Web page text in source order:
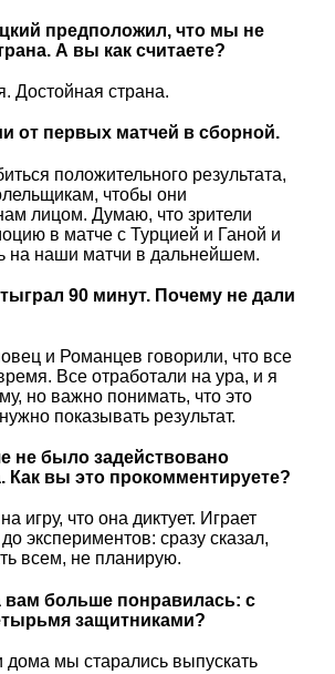
предположил, что мы не
А вы как считаете?
страна.
от первых матчей в сборной.
положительного результата,
чтобы они
лицом. Думаю, что зрители
в матче с Турцией и Ганой и
на наши матчи в дальнейшем.
90 минут. Почему не дали
и Романцев говорили, что все
Все отработали на ура, и я
но важно понимать, что это
показывать результат.
не было задействовано
Как вы это прокомментируете?
игру, что она диктует. Играет
экспериментов: сразу сказал,
всем, не планирую.
вам больше понравилась: с
защитниками?
мы старались выпускать